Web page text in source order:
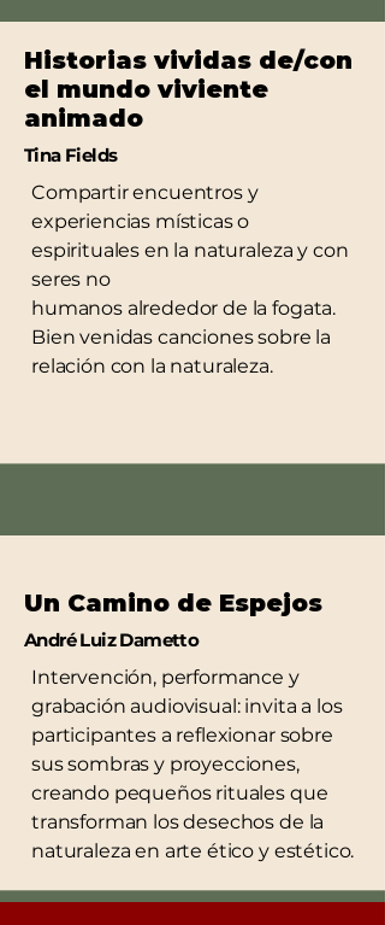
Historias vividas de/con
el mundo viviente
animado
Tina Fields
Compartir encuentros y
experiencias místicas o
espirituales en la naturaleza y con
seres no
humanos alrededor de la fogata.
Bien venidas canciones sobre la
relación con la naturaleza.
Un Camino de Espejos
André Luiz Dametto
Intervención, performance y
grabación audiovisual: invita a los
participantes a reflexionar sobre
sus sombras y proyecciones,
creando pequeños rituales que
transforman los desechos de la
naturaleza en arte ético y estético.